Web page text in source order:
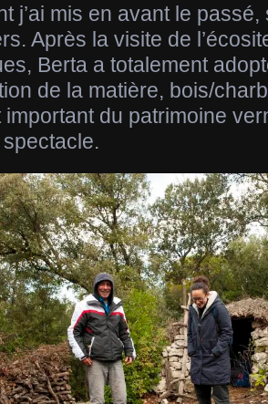
j’ai mis en avant le
Après la visite de
Berta a totalement
de la matière, bois/
important du patrimoine